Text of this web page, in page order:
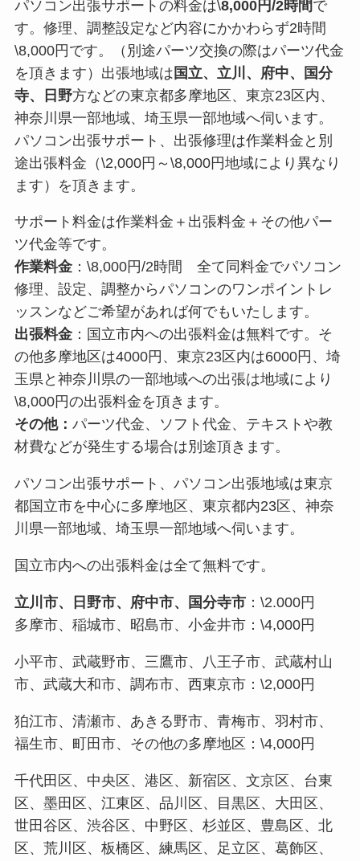
パソコン出張サポートの料金は\8,000円/2時間で
す。修理、調整設定など内容にかかわらず2時間
\8,000円です。（別途パーツ交換の際はパーツ代金
を頂きます）出張地域は 国立、立川、府中、国分
寺、日野方などの東京都多摩地区、東京23区内、
神奈川県一部地域、埼玉県一部地域へ伺います。
パソコン出張サポート、出張修理は作業料金と別
途出張料金（\2,000円～\8,000円地域により異なり
ます）を頂きます。
サポート料金は作業料金＋出張料金＋その他パー
ツ代金等です。
作業料金：\8,000円/2時間 全て同料金でパソコン
修理、設定、調整からパソコンのワンポイントレ
ッスンなどご希望があれば何でもいたします。
出張料金：国立市内への出張料金は無料です。そ
の他多摩地区は4000円、東京23区内は6000円、埼
玉県と神奈川県の一部地域への出張は地域により
\8,000円の出張料金を頂きます。
その他： パーツ代金、ソフト代金、テキストや教
材費などが発生する場合は別途頂きます。
パソコン出張サポート、パソコン出張地域は東京
都国立市を中心に多摩地区、東京都内23区、神奈
川県一部地域、埼玉県一部地域へ伺います。
国立市内への出張料金は全て無料です。
立川市、日野市、府中市、国分寺市：\2.000円
多摩市、稲城市、昭島市、小金井市：\4,000円
小平市、武蔵野市、三鷹市、八王子市、武蔵村山
市、武蔵大和市、調布市、西東京市：\2,000円
狛江市、清瀬市、あきる野市、青梅市、羽村市、
福生市、町田市、その他の多摩地区：\4,000円
千代田区、中央区、港区、新宿区、文京区、台東
区、墨田区、江東区、品川区、目黒区、大田区、
世田谷区、渋谷区、中野区、杉並区、豊島区、北
区、荒川区、板橋区、練馬区、足立区、葛飾区、